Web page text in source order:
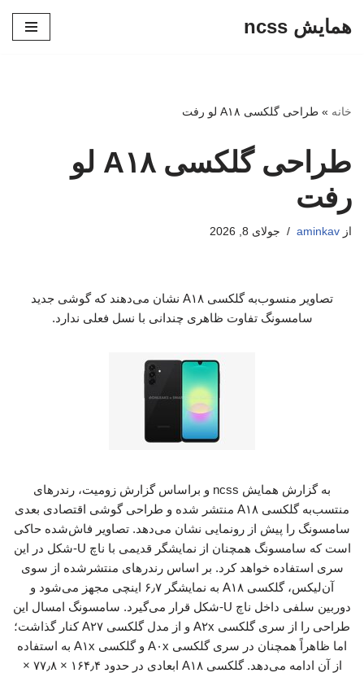
همایش ncss
خانه » طراحی گلکسی A۱۸ لو رفت
طراحی گلکسی A۱۸ لو
رفت
از aminkav جولای 8, 2026
تصاویر منسوب‌به گلکسی A۱۸ نشان می‌دهند که گوشی جدید
سامسونگ تفاوت ظاهری چندانی با نسل فعلی ندارد.
به گزارش همایش ncss و براساس گزارش زومیت، رندرهای
منتسب‌به گلکسی A۱۸ منتشر شده و طراحی گوشی اقتصادی بعدی
سامسونگ را پیش از رونمایی نشان می‌دهد. تصاویر فاش‌شده حاکی
است که سامسونگ همچنان از نمایشگر قدیمی با ناچ U-شکل در این
سری استفاده خواهد کرد. بر اساس رندرهای منتشرشده از سوی
آن‌لیکس، گلکسی A۱۸ به نمایشگر ۶٫۷ اینچی مجهز می‌شود و
دوربین سلفی داخل ناچ U-‌شکل قرار می‌گیرد. سامسونگ امسال این
طراحی را از سری گلکسی A۲x و از مدل گلکسی A۲۷ کنار گذاشت؛
اما ظاهراً همچنان در سری گلکسی A۰x و گلکسی A۱x به استفاده
از آن ادامه می‌دهد. گلکسی A۱۸ ابعادی در حدود ۱۶۴٫۴ × ۷۷٫۸ ×